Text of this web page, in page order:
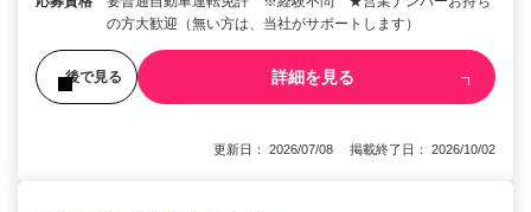
の方大歓迎（無い方は、当社がサポートします）
後で見る 詳細を見る
更新日： 2026/07/08 掲載終了日： 2026/10/02